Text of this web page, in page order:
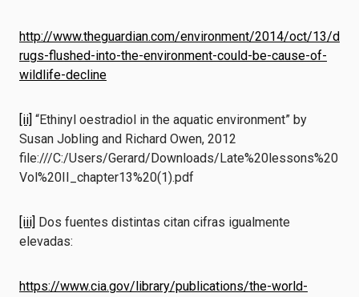
http://www.theguardian.com/environment/2014/oct/13/d
rugs-flushed-into-the-environment-could-be-cause-of-
wildlife-decline
[ii] “Ethinyl oestradiol in the aquatic environment” by
Susan Jobling and Richard Owen, 2012
file:///C:/Users/Gerard/Downloads/Late%20lessons%20
Vol%20II_chapter13%20(1).pdf
[iii] Dos fuentes distintas citan cifras igualmente
elevadas:
https://www.cia.gov/library/publications/the-world-